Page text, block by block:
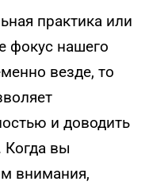
практика или
фокус нашего
везде, то
и доводить
Когда вы
внимания,